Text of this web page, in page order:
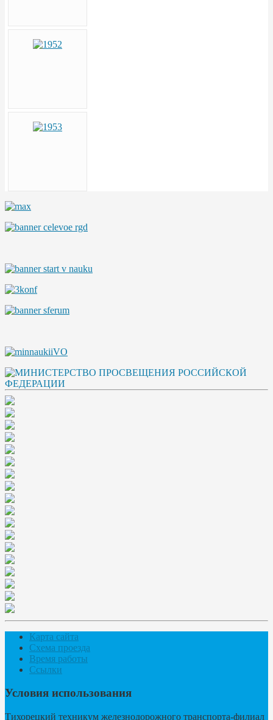
Карта сайта
Схема проезда
Время работы
Ссылки
Условия использования
Тихорецкий техникум железнодорожного транспорта-филиал